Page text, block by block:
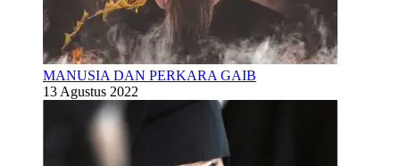
MANUSIA DAN PERKARA GAIB
13 Agustus 2022